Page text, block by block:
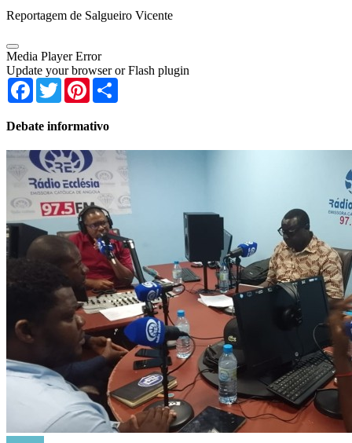
Reportagem de Salgueiro Vicente
Media Player Error
Update your browser or Flash plugin
Facebook
TwitterPinterest
Debate informativo